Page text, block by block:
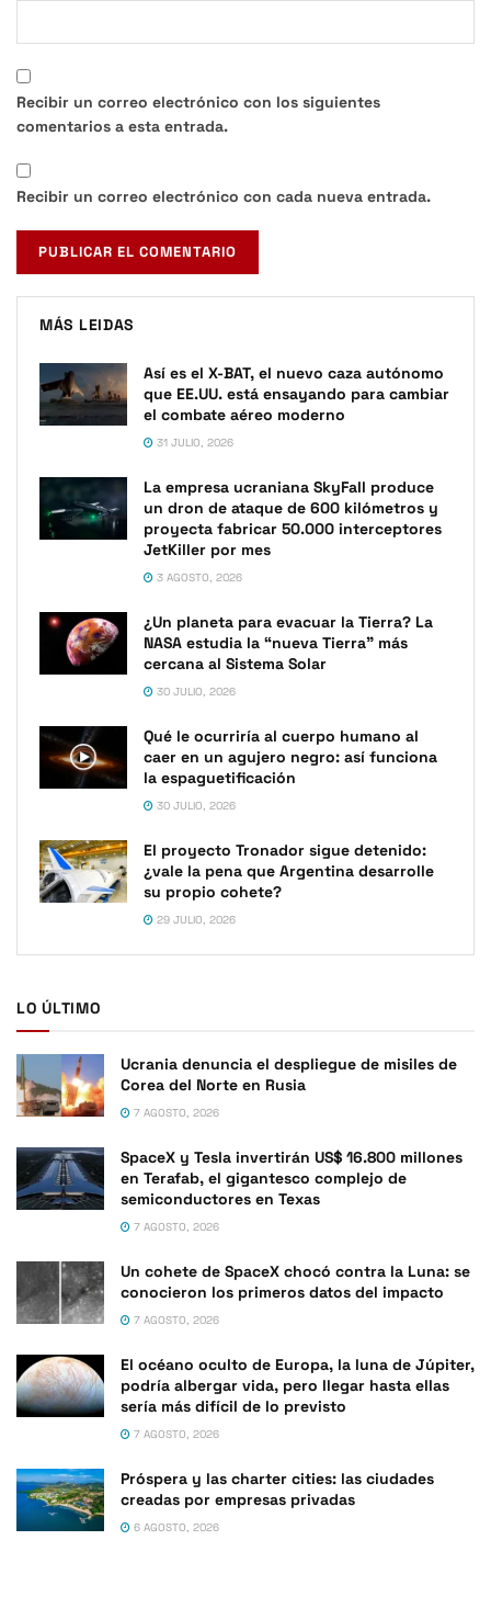
Recibir un correo electrónico con los siguientes
comentarios a esta entrada.
Recibir un correo electrónico con cada nueva entrada.
MÁS LEIDAS
Así es el X-BAT, el nuevo caza autónomo
que EE.UU. está ensayando para cambiar
el combate aéreo moderno
31 JULIO, 2026
La empresa ucraniana SkyFall produce
un dron de ataque de 600 kilómetros y
proyecta fabricar 50.000 interceptores
JetKiller por mes
3 AGOSTO, 2026
¿Un planeta para evacuar la Tierra? La
NASA estudia la “nueva Tierra” más
cercana al Sistema Solar
30 JULIO, 2026
Qué le ocurriría al cuerpo humano al
caer en un agujero negro: así funciona
la espaguetificación
30 JULIO, 2026
El proyecto Tronador sigue detenido:
¿vale la pena que Argentina desarrolle
su propio cohete?
29 JULIO, 2026
LO ÚLTIMO
Ucrania denuncia el despliegue de misiles de
Corea del Norte en Rusia
7 AGOSTO, 2026
SpaceX y Tesla invertirán US$ 16.800 millones
en Terafab, el gigantesco complejo de
semiconductores en Texas
7 AGOSTO, 2026
Un cohete de SpaceX chocó contra la Luna: se
conocieron los primeros datos del impacto
7 AGOSTO, 2026
El océano oculto de Europa, la luna de Júpiter,
podría albergar vida, pero llegar hasta ellas
sería más difícil de lo previsto
7 AGOSTO, 2026
Próspera y las charter cities: las ciudades
creadas por empresas privadas
6 AGOSTO, 2026